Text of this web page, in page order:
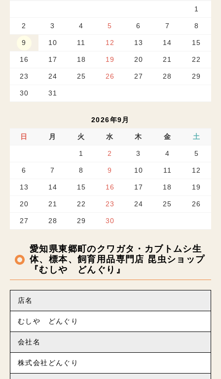
1
2 3 4 5 6 7 8
9 10 11 12 13 14 15
16 17 18 19 20 21 22
23 24 25 26 27 28 29
30 31
2026年9月
日 月 火 水 木 金 土
1 2 3 4 5
6 7 8 9 10 11 12
13 14 15 16 17 18 19
20 21 22 23 24 25 26
27 28 29 30
愛知県東郷町のクワガタ・カブトムシ生
体、標本、飼育用品専門店 昆虫ショップ
『むしや どんぐり』
店名
むしや どんぐり
会社名
株式会社どんぐり